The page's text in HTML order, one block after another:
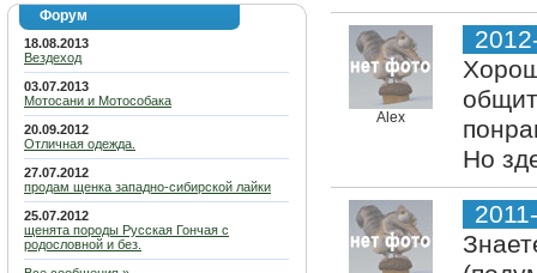
Форум
18.08.2013
Вездеход
03.07.2013
Мотосани и Мотособака
20.09.2012
Отличная одежда.
27.07.2012
продам щенка западно-сибирской лайки
25.07.2012
щенята породы Русская Гончая с
родословной и без.
Alex
Но